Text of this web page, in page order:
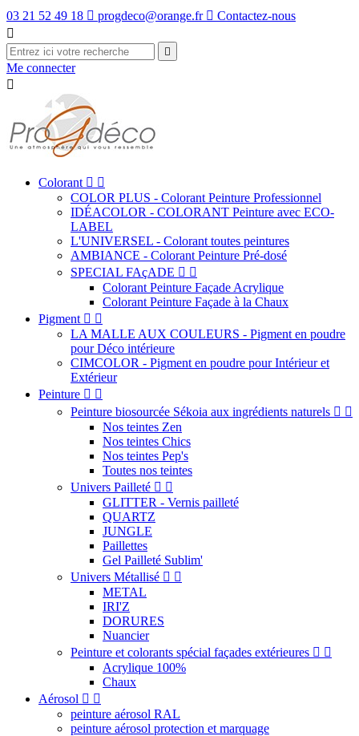
03 21 52 49 18  progdeco@orange.fr  Contactez-nous


Me connecter

Colorant  
COLOR PLUS - Colorant Peinture Professionnel
IDÉACOLOR - COLORANT Peinture avec ECO-
LABEL
L'UNIVERSEL - Colorant toutes peintures
AMBIANCE - Colorant Peinture Pré-dosé
SPECIAL FAçADE  
Colorant Peinture Façade Acrylique
Colorant Peinture Façade à la Chaux
Pigment  
LA MALLE AUX COULEURS - Pigment en poudre
pour Déco intérieure
CIMCOLOR - Pigment en poudre pour Intérieur et
Extérieur
Peinture  
Peinture biosourcée Sékoia aux ingrédients naturels  
Nos teintes Zen
Nos teintes Chics
Nos teintes Pep's
Toutes nos teintes
Univers Pailleté  
GLITTER - Vernis pailleté
QUARTZ
JUNGLE
Paillettes
Gel Pailleté Sublim'
Univers Métallisé  
METAL
IRI'Z
DORURES
Nuancier
Peinture et colorants spécial façades extérieures  
Acrylique 100%
Chaux
Aérosol  
peinture aérosol RAL
peinture aérosol protection et marquage